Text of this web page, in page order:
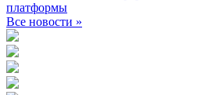
платформы
Все новости »